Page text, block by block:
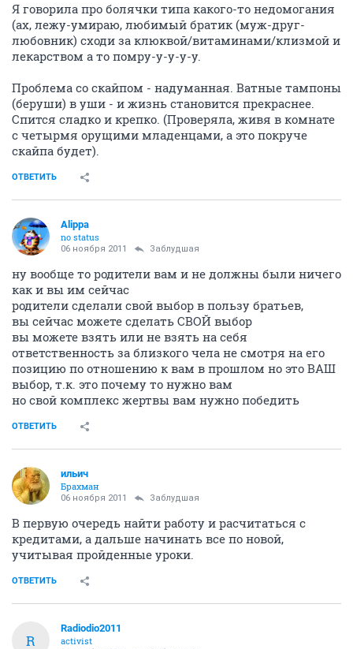
Я говорила про болячки типа какого-то недомогания
(ах, лежу-умираю, любимый братик (муж-друг-
любовник) сходи за клюквой/витаминами/клизмой и
лекарством а то помру-у-у-у-у.
Проблема со скайпом - надуманная. Ватные тампоны
(беруши) в уши - и жизнь становится прекраснее.
Спится сладко и крепко. (Проверяла, живя в комнате
с четырмя орущими младенцами, а это покруче
скайпа будет).
ОТВЕТИТЬ
Alippa
no status
06 ноября 2011 Заблудшая
ну вообще то родители вам и не должны были ничего
как и вы им сейчас
родители сделали свой выбор в пользу братьев,
вы сейчас можете сделать СВОЙ выбор
вы можете взять или не взять на себя
ответственность за близкого чела не смотря на его
позицию по отношению к вам в прошлом но это ВАШ
выбор, т.к. это почему то нужно вам
но свой комплекс жертвы вам нужно победить
ОТВЕТИТЬ
ильич
Брахман
06 ноября 2011 Заблудшая
В первую очередь найти работу и расчитаться с
кредитами, а дальше начинать все по новой,
учитывая пройденные уроки.
ОТВЕТИТЬ
R
Radiodio2011
activist